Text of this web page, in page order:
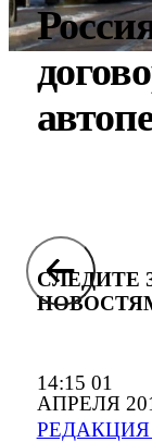
14:15 01
АПРЕЛЯ
СЛЕДИТЕ